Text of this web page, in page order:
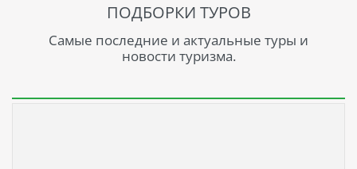
ПОДБОРКИ ТУРОВ
Самые последние и актуальные туры и
новости туризма.